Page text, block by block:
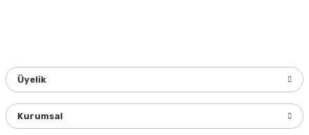
Ürün bilgilerinde hatalar bulunuyor.
Üyelik
Kurumsal